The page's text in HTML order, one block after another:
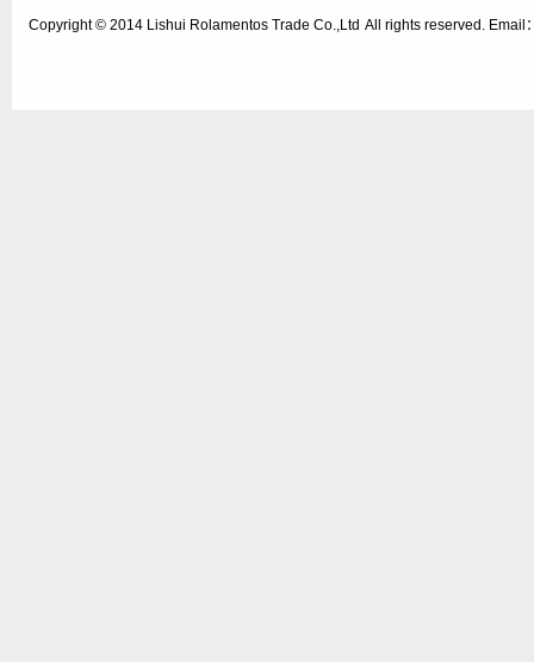
Copyright © 2014 Lishui Rolamentos Trade Co.,Ltd All rights reserved. Email